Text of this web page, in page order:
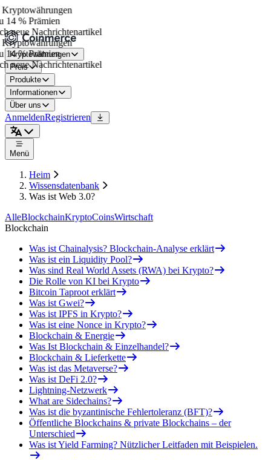
14 % Prämien
neue Nachrichtenartikel
14 % Prämien
neue Nachrichtenartikel
Kryptowährungen
Preis
Produkte
Informationen
Über uns
AnmeldenRegistrieren
Menü
Heim
Wissensdatenbank
Was ist Web 3.0?
AlleBlockchainKryptoCoinsWirtschaft
Blockchain
Was ist Chainalysis? Blockchain-Analyse erklärt
Was ist ein Liquidity Pool?
Was sind Real World Assets (RWA) bei Krypto?
Die Rolle von KI bei Krypto
Bitcoin Taproot erklärt
Was ist Gwei?
Was ist IPFS in Krypto?
Was ist eine Nonce in Krypto?
Blockchain & Energie
Was Ist Blockchain & Einzelhandel?
Blockchain & Lieferkette
Was ist das Metaverse?
Was ist DeFi 2.0?
Lightning-Netzwerk
What are Sidechains?
Was ist die byzantinische Fehlertoleranz (BFT)?
Öffentliche Blockchains & private Blockchains – der
Unterschied
Was ist Yield Farming? Nützlicher Leitfaden mit Beispielen.